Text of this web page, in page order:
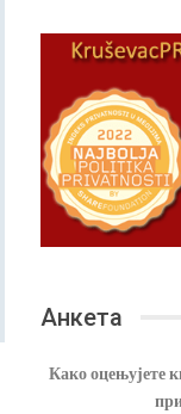
Анкета
Како оцењујете